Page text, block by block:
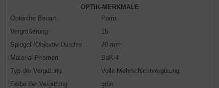
OPTIK-MERKMALE
Optische Bauart
Porro
Vergrößerung
15
Spiegel-/Objektiv-Durchm.
70 mm
Material Prismen
BaK-4
Typ der Vergütung
Volle Mehrschichtvergütung
Farbe der Vergütung
grün